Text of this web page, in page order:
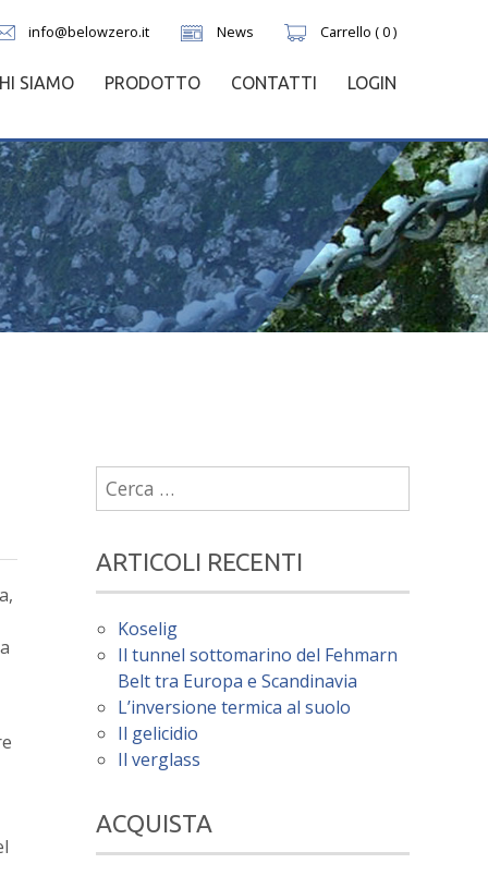
info@belowzero.it News Carrello ( 0 )
SIAMO PRODOTTO CONTATTI LOGIN
Ricerca
per:
ARTICOLI RECENTI
Koselig
Il tunnel sottomarino del Fehmarn
Belt tra Europa e Scandinavia
L’inversione termica al suolo
Il gelicidio
Il verglass
ACQUISTA